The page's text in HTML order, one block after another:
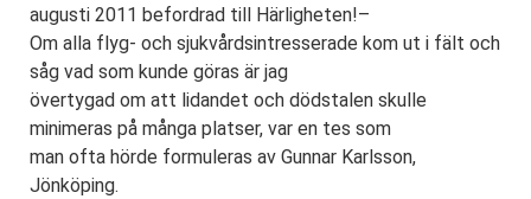
augusti 2011 befordrad till Härligheten!–
Om alla flyg- och sjukvårdsintresserade kom ut i fält och
såg vad som kunde göras är jag
övertygad om att lidandet och dödstalen skulle
minimeras på många platser, var en tes som
man ofta hörde formuleras av Gunnar Karlsson,
Jönköping.